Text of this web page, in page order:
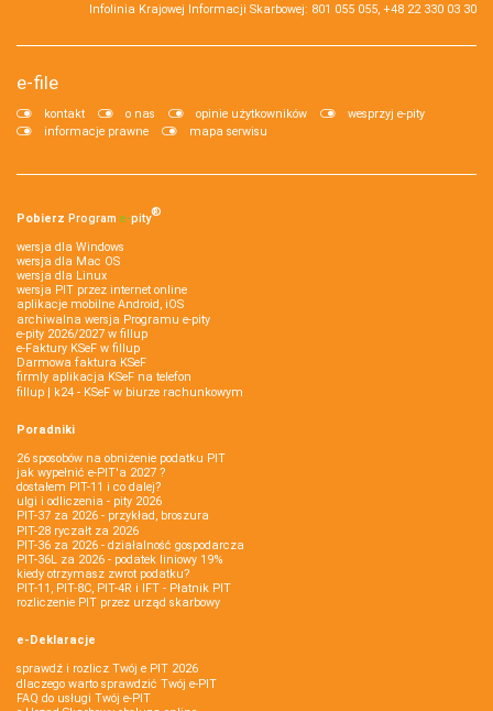
Infolinia Krajowej Informacji Skarbowej: 801 055 055, +48 22 330 03 30
e-file
kontakt o nas opinie użytkowników
wesprzyj e-pity
informacje prawne
mapa serwisu
Pobierz Program e‑pity®
wersja dla Windows
wersja dla Mac OS
wersja dla Linux
wersja PIT przez internet online
aplikacje mobilne Android, iOS
archiwalna wersja Programu e-pity
e-pity 2026/2027 w fillup
e‑Faktury KSeF w fillup
Darmowa faktura KSeF
firmly aplikacja KSeF na telefon
fillup | k24 - KSeF w biurze rachunkowym
Poradniki
26 sposobów na obniżenie podatku PIT
jak wypełnić e-PIT'a 2027 ?
dostałem PIT-11 i co dalej?
ulgi i odliczenia - pity 2026
PIT-37 za 2026 - przykład, broszura
PIT-28 ryczałt za 2026
PIT-36 za 2026 - działalność gospodarcza
PIT-36L za 2026 - podatek liniowy 19%
kiedy otrzymasz zwrot podatku?
PIT-11, PIT-8C, PIT-4R i IFT - Płatnik PIT
rozliczenie PIT przez urząd skarbowy
e-Deklaracje
sprawdź i rozlicz Twój e PIT 2026
dlaczego warto sprawdzić Twój e-PIT
FAQ do usługi Twój e-PIT